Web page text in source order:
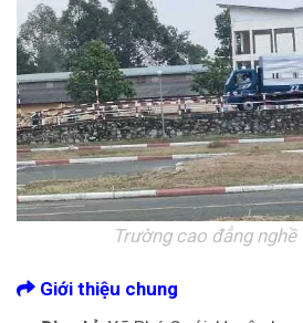
Trường cao đẳng nghề
Giới thiệu chung­